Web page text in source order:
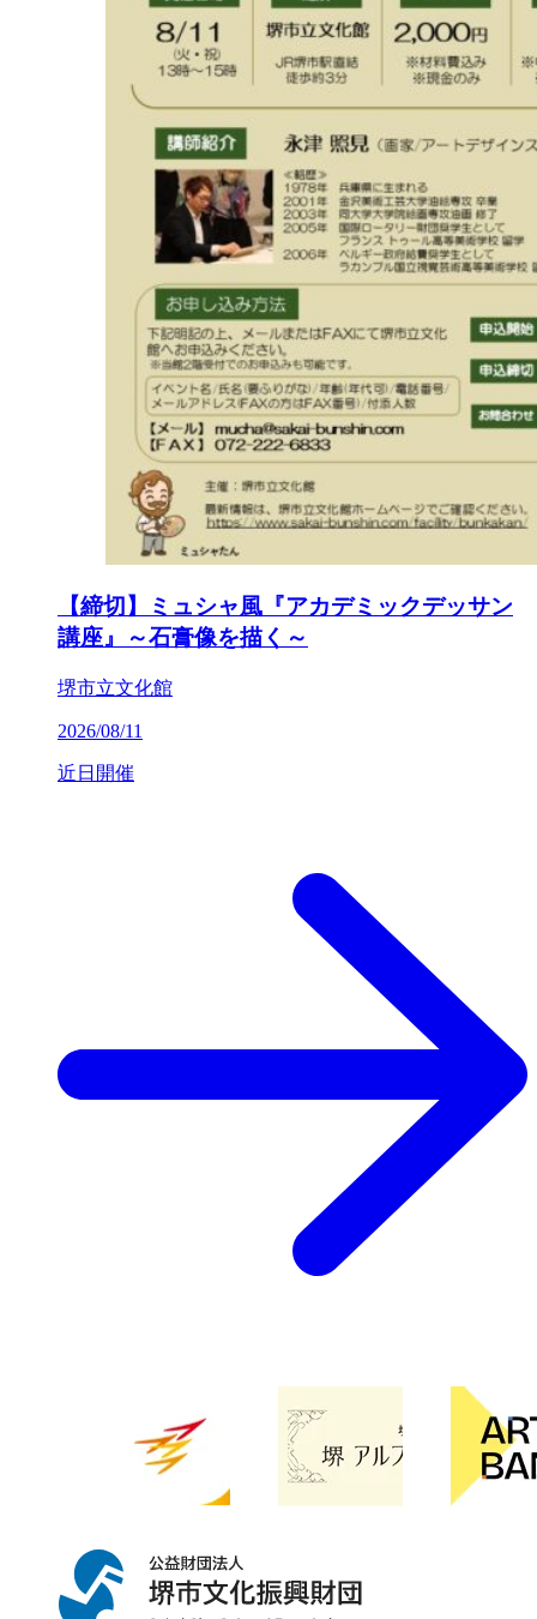
【締切】ミュシャ風『アカデミックデッサン
講座』～石膏像を描く～
堺市立文化館
2026/08/11
近日開催